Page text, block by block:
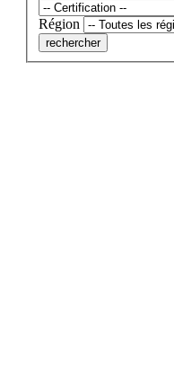
Région